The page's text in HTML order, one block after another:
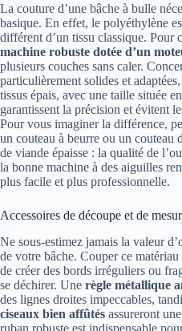
La couture d’une bâche à bulle
basique. En effet, le polyéthylène
différent d’un tissu classique. Pour
machine robuste dotée d’un
plusieurs couches sans caler.
particulièrement solides et
tissus épais, avec une taille située
garantissent la précision et évitent
Pour vous imaginer la différence,
un couteau à beurre ou un couteau
de viande épaisse : la qualité de
la bonne machine à des aiguilles
plus facile et plus professionnelle.
Accessoires de découpe et de
Ne sous-estimez jamais la valeur
de votre bâche. Couper ce
de créer des bords irréguliers ou
se déchirer. Une règle métallique
des lignes droites impeccables,
ciseaux bien affûtés assureront
ruban robuste est indispensable